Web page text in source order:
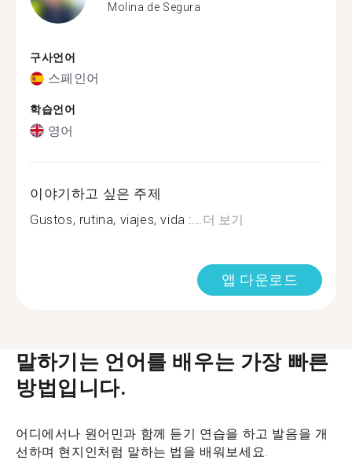
Molina de Segura
구사언어
스페인어
학습언어
영어
이야기하고 싶은 주제
Gustos, rutina, viajes, vida :... 더 보기
앱 다운로드
말하기는 언어를 배우는 가장 빠른
방법입니다.
어디에서나 원어민과 함께 듣기 연습을 하고 발음을 개
선하며 현지인처럼 말하는 법을 배워보세요.